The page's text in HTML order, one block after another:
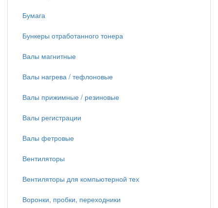
Бумага
Бункеры отработанного тонера
Валы магнитные
Валы нагрева / тефлоновые
Валы прижимные / резиновые
Валы регистрации
Валы фетровые
Вентиляторы
Вентиляторы для компьютерной тех
Воронки, пробки, переходники